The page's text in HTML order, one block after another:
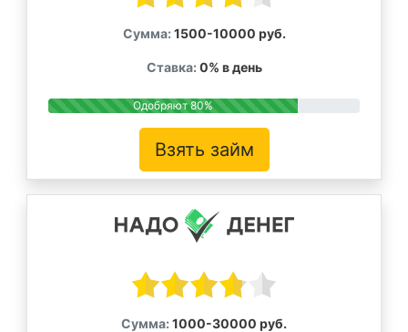
Сумма: 1500-10000 руб.
Ставка: 0% в день
Одобряют 80%
Взять займ
Сумма: 1000-30000 руб.